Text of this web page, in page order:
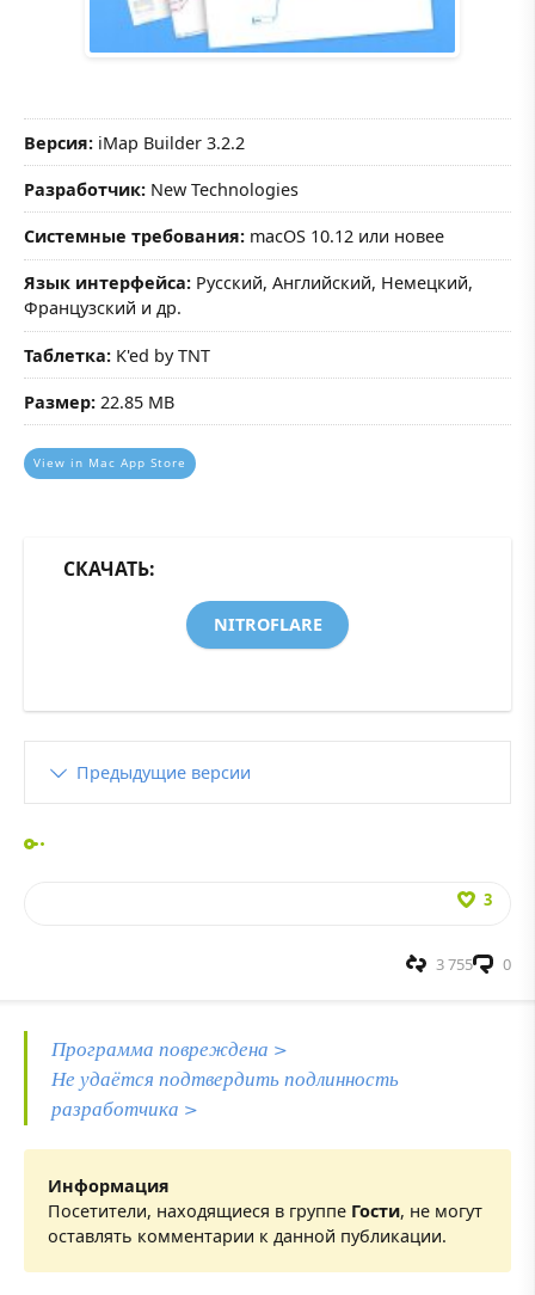
Версия: iMap Builder 3.2.2
Разработчик: New Technologies
Системные требования: macOS 10.12 или новее
Язык интерфейса: Русский, Английский, Немецкий,
Французский и др.
Таблетка: K'ed by TNT
Размер: 22.85 MB
View in Mac App Store
СКАЧАТЬ:
NITROFLARE
Предыдущие версии
3
0
3 755
Программа повреждена >
Не удаётся подтвердить подлинность
разработчика >
Информация
Посетители, находящиеся в группе Гости, не могут
оставлять комментарии к данной публикации.